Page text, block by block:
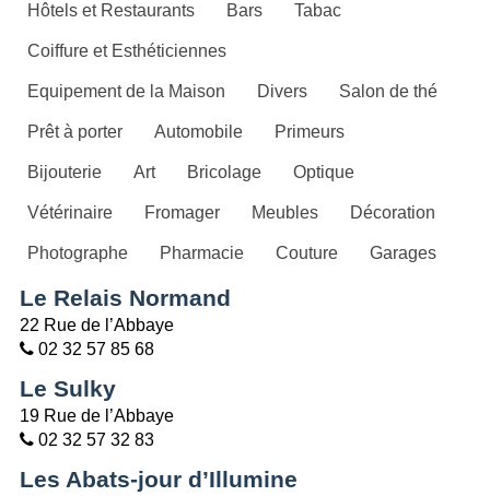
Hôtels et Restaurants Bars Tabac
Coiffure et Esthéticiennes
Equipement de la Maison Divers Salon de thé
Prêt à porter Automobile Primeurs
Bijouterie Art Bricolage Optique
Vétérinaire Fromager Meubles Décoration
Photographe Pharmacie Couture Garages
Le Relais Normand
22 Rue de l’Abbaye
02 32 57 85 68
Le Sulky
19 Rue de l’Abbaye
02 32 57 32 83
Les Abats-jour d’Illumine